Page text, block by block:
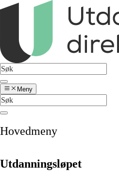
Meny
Hovedmeny
Utdanningsløpet